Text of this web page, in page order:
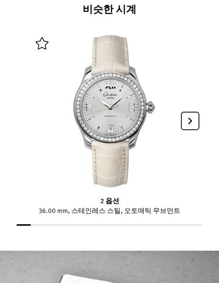
비슷한 시계
2 옵션
36.00 mm, 스테인레스 스틸, 오토매틱 무브먼트